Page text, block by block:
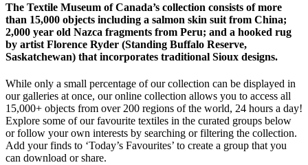
The Textile Museum of Canada’s collection consists of more
than 15,000 objects including a salmon skin suit from China;
2,000 year old Nazca fragments from Peru; and a hooked rug
by artist Florence Ryder (Standing Buffalo Reserve,
Saskatchewan) that incorporates traditional Sioux designs.
While only a small percentage of our collection can be displayed in
our galleries at once, our online collection allows you to access all
15,000+ objects from over 200 regions of the world, 24 hours a day!
Explore some of our favourite textiles in the curated groups below
or follow your own interests by searching or filtering the collection.
Add your finds to ‘Today’s Favourites’ to create a group that you
can download or share.